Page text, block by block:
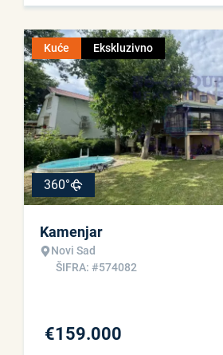
Kuće Ekskluzivno
360°
Kamenjar
Novi Sad
ŠIFRA: #574082
€159.000